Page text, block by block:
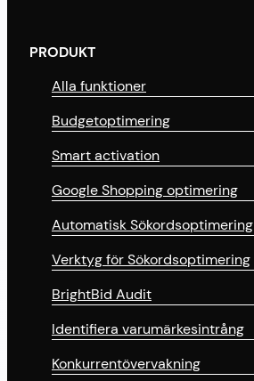
PRODUKT
Alla funktioner
Budgetoptimering
Smart activation
Google Shopping optimering
Automatisk Sökordsoptimering
Verktyg för Sökordsoptimering
BrightBid Audit
Identifiera varumärkesintrång
Konkurrentövervakning